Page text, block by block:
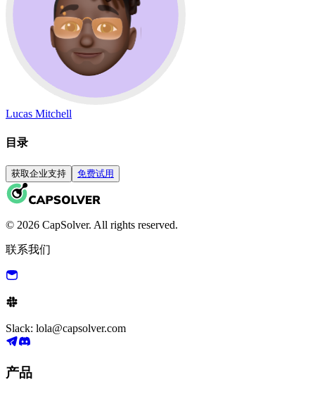
Lucas Mitchell
目录
获取企业支持 免费试用
© 2026 CapSolver. All rights reserved.
联系我们
Slack: lola@capsolver.com
产品